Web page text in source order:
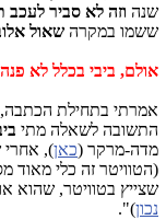
שנה וזה לא סביר
ששמו במקרה שאול
אולם, ביבי בכלל לא
אמרתי בתחילת
התשובה לשאלה מתי
מדה-מרקר (כאן), אחרי
(הטוויטר זה כלי מאוד
שצייץ בטוויטר, שהוא
נכון)".